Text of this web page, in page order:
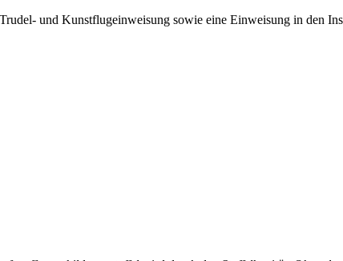
und Kunstflugeinweisung sowie eine Einweisung in den